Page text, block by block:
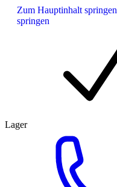
Zum Hauptinhalt springen
springen
Lager